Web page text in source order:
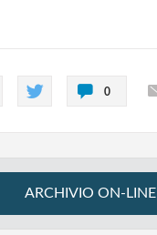
0
ARCHIVIO ON-LINE